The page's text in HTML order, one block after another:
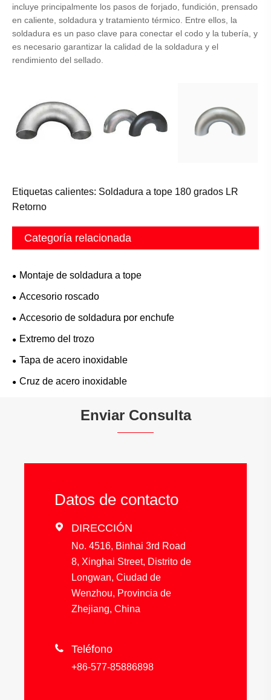
incluye principalmente los pasos de forjado, fundición, prensado
en caliente, soldadura y tratamiento térmico. Entre ellos, la
soldadura es un paso clave para conectar el codo y la tubería, y
es necesario garantizar la calidad de la soldadura y el
rendimiento del sellado.
Etiquetas calientes: Soldadura a tope 180 grados LR
Retorno
Categoría relacionada
Montaje de soldadura a tope
Accesorio roscado
Accesorio de soldadura por enchufe
Extremo del trozo
Tapa de acero inoxidable
Cruz de acero inoxidable
Enviar Consulta
Datos de contacto
 DIRECCIÓN
No. 4516, Binhai 3rd Road
8, Xinghai Street, Distrito de
Longwan, Ciudad de
Wenzhou, Provincia de
Zhejiang, China
 Teléfono
+86-577-85886898